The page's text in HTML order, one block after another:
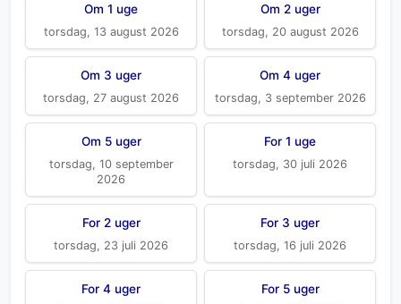
Om 1 uge
torsdag, 13 august 2026
Om 2 uger
torsdag, 20 august 2026
Om 3 uger
torsdag, 27 august 2026
Om 4 uger
torsdag, 3 september 2026
Om 5 uger
torsdag, 10 september
2026
For 1 uge
torsdag, 30 juli 2026
For 2 uger
torsdag, 23 juli 2026
For 3 uger
torsdag, 16 juli 2026
For 4 uger For 5 uger